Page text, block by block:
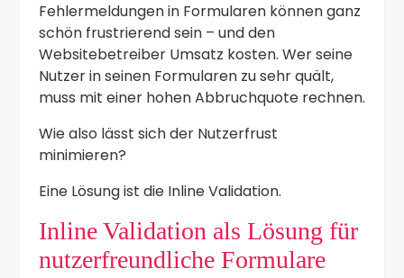
Fehlermeldungen in Formularen können ganz
schön frustrierend sein – und den
Websitebetreiber Umsatz kosten. Wer seine
Nutzer in seinen Formularen zu sehr quält,
muss mit einer hohen Abbruchquote rechnen.
Wie also lässt sich der Nutzerfrust
minimieren?
Eine Lösung ist die Inline Validation.
Inline Validation als Lösung für
nutzerfreundliche Formulare